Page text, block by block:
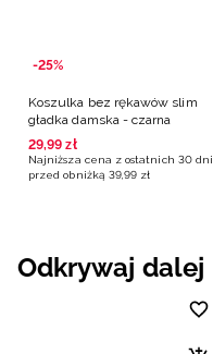
-25%
Koszulka bez rękawów slim
gładka damska - czarna
29,99 zł
Najniższa cena z ostatnich 30 dni
przed obniżką 39,99 zł
Odkrywaj dalej